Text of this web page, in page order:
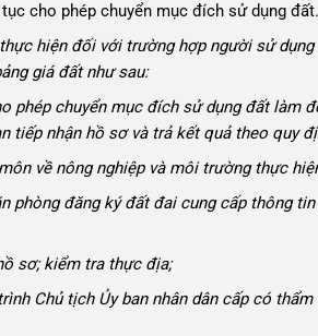
cho phép chuyển mục đích sử dụng đất.
hiện đối với trường hợp người sử
giá đất như sau:
phép chuyển mục đích sử dụng đất làm
tiếp nhận hồ sơ và trả kết quả theo quy
về nông nghiệp và môi trường thực
phòng đăng ký đất đai cung cấp thông
sơ; kiểm tra thực địa;
Chủ tịch Ủy ban nhân dân cấp có